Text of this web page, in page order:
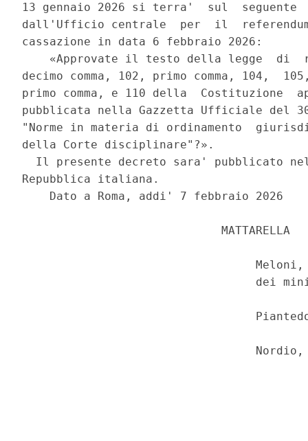
13 gennaio 2026 si terra'  sul  seguente
dall'Ufficio centrale  per  il
cassazione in data 6 febbraio 2026:
«Approvate il testo della legge  di
decimo comma, 102, primo comma, 104,
primo comma, e 110 della  Costituzione
pubblicata nella Gazzetta Ufficiale del
"Norme in materia di ordinamento
della Corte disciplinare"?».
Il presente decreto sara' pubblicato
Repubblica italiana.
    Dato a Roma, addi' 7 febbraio 2026
                             MATTARELLA
dei